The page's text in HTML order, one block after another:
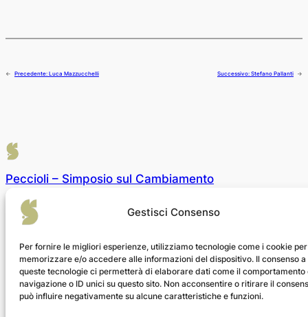
Gestisci Consenso
Per fornire le migliori esperienze, utilizziamo tecnologie come i cookie per
memorizzare e/o accedere alle informazioni del dispositivo. Il consenso a
queste tecnologie ci permetterà di elaborare dati come il comportamento
navigazione o ID unici su questo sito. Non acconsentire o ritirare il
può influire negativamente su alcune caratteristiche e funzioni.
← Precedente: Luca Mazzucchelli Successivo: Stefano Pallanti →
Peccioli – Simposio sul Cambiamento
Chi siamo
Cronologia
Opportunità di lavoro
Privacy
Termini e condizioni
Contattaci
Instagram
Twitter/X